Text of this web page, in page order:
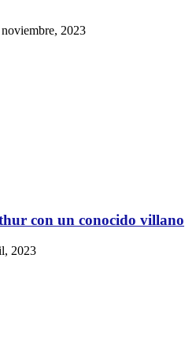
2023
con un conocido villano
2023